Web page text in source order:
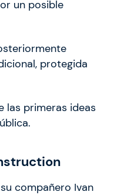
un posible
protegida
las primeras ideas
compañero Ivan